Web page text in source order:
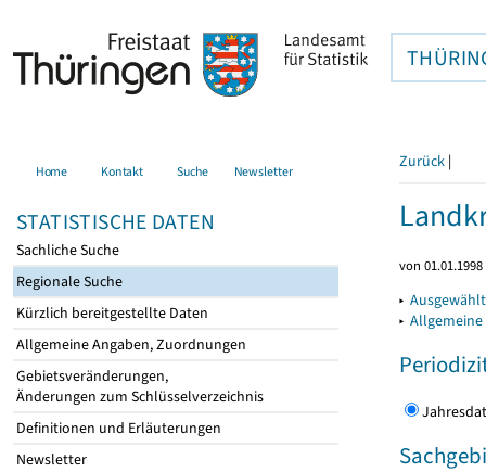
Home Kontakt Suche Newsletter
STATISTISCHE DATEN
Sachliche Suche
Regionale Suche
Kürzlich bereitgestellte Daten
Allgemeine Angaben, Zuordnungen
Gebietsveränderungen,
Änderungen zum Schlüsselverzeichnis
Definitionen und Erläuterungen
Newsletter
Zurück |
von
▸
▸